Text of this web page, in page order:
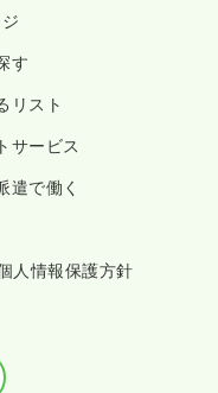
す
リスト
サービス
遣で働く
人情報保護方針